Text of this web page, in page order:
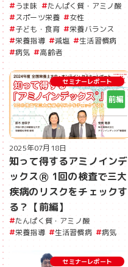
うま味
たんぱく質・アミノ酸
スポーツ栄養
女性
子ども・食育
栄養バランス
栄養指導
減塩
生活習慣病
病気
高齢者
セミナーレポート
2025年07月18日
知って得するアミノインデ
ックスⓇ 1回の検査で三大
疾病のリスクをチェックす
る？【前編】
たんぱく質・アミノ酸
栄養指導
生活習慣病 病気
セミナーレポート